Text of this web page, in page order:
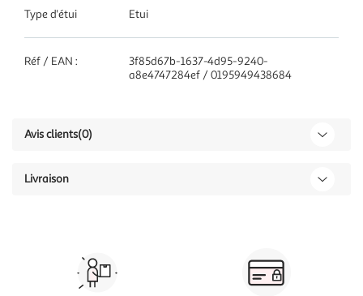
Type d'étui Etui
Réf / EAN :
3f85d67b-1637-4d95-9240-
a8e4747284ef / 0195949438684
Avis clients(0)
Livraison